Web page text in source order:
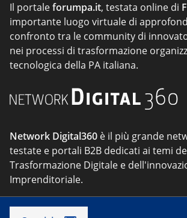
Il portaleforumpa.it, testata online di
importante luogo virtuale di
confronto tra le community di
nei processi di trasformazione
tecnologica della PA italiana.
Network Digital360 è il più grande
testate e portali B2B dedicati ai temi
Trasformazione Digitale e
Imprenditoriale.